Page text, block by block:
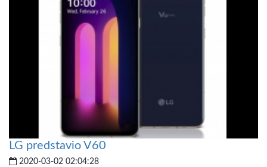
LG predstavio V60
2020-03-02 02:04:28